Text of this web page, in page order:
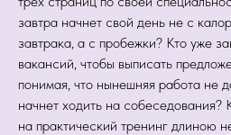
завтра начнет свой день не с
завтрака, а с пробежки? Кто уже
вакансий, чтобы выписать
понимая, что нынешняя работа не
начнет ходить на собеседования?
на практический тренинг длиною